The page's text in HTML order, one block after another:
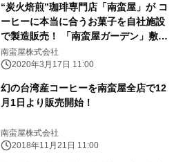
“炭火焙煎”珈琲専門店「南蛮屋」が コ
ーヒーに本当に合うお菓子を自社施設
で製造販売！ 「南蛮屋ガーデン」敷地
内に『焼き菓子工房』が 3月19日(木)
オープン！
南蛮屋株式会社
2020年3月17日 11:00
幻の台湾産コーヒーを南蛮屋全店で12
月1日より販売開始！
南蛮屋株式会社
2018年11月21日 11:00